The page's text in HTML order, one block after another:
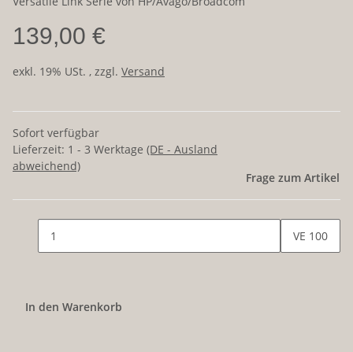
139,00 €
exkl. 19% USt. , zzgl. Versand
Sofort verfügbar
Lieferzeit: 1 - 3 Werktage (DE - Ausland
abweichend)
Frage zum Artikel
VE 100
In den Warenkorb